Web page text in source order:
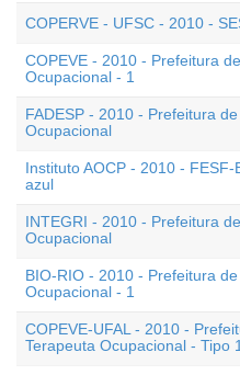
COPERVE - UFSC - 2010 -
COPEVE - 2010 - Prefeitura
Ocupacional - 1
FADESP - 2010 - Prefeitura
Ocupacional
Instituto AOCP - 2010 -
azul
INTEGRI - 2010 - Prefeitura
Ocupacional
BIO-RIO - 2010 - Prefeitura
Ocupacional - 1
COPEVE-UFAL - 2010 -
Terapeuta Ocupacional - Tipo 1